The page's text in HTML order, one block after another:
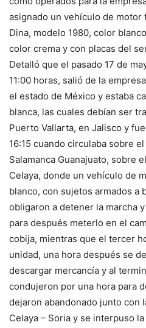
asignado un vehículo de
Dina, modelo 1980, color
color crema y con placas del
Detalló que el pasado 17 de
11:00 horas, salió de la
el estado de México y estaba
blanca, las cuales debían ser
Puerto Vallarta, en Jalisco y
16:15 cuando circulaba sobre
Salamanca Guanajuato, sobre
Celaya, donde un vehículo de
blanco, con sujetos armados a
obligaron a detener la marcha
para después meterlo en el
cobija, mientras que el tercer
unidad, una hora después se
descargar mercancía y al
condujeron por una hora para
dejaron abandonado junto con
Celaya – Soria y se interpuso